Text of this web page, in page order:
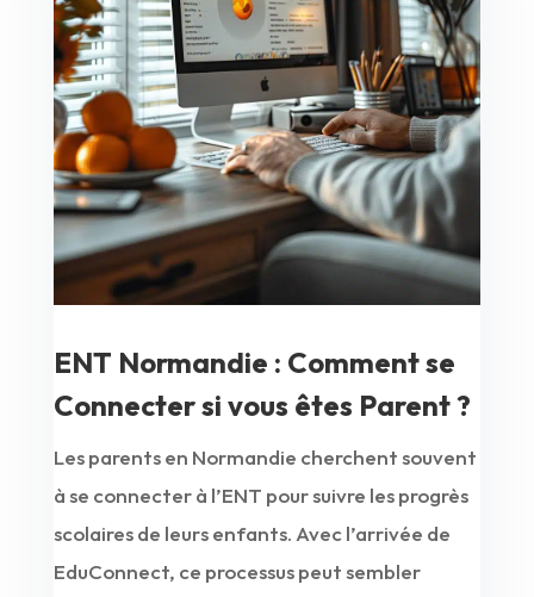
ENT Normandie : Comment se
Connecter si vous êtes Parent ?
Les parents en Normandie cherchent souvent
à se connecter à l’ENT pour suivre les progrès
scolaires de leurs enfants. Avec l’arrivée de
EduConnect, ce processus peut sembler